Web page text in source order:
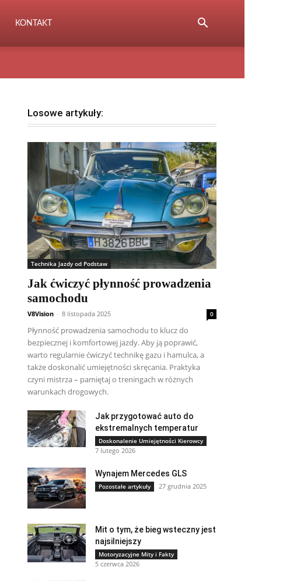
KONTAKT
Losowe artykuły:
Technika Jazdy od Podstaw
Jak ćwiczyć płynność prowadzenia
samochodu
V8Vision - 8 listopada 2025 0
Płynność prowadzenia samochodu to klucz do
bezpiecznej i komfortowej jazdy. Aby ją poprawić,
warto regularnie ćwiczyć technikę gazu i hamulca, a
także doskonalić umiejętności skręcania. Praktyka
czyni mistrza – pamiętaj o treningach w różnych
warunkach drogowych.
Jak przygotować auto do
ekstremalnych temperatur
Doskonalenie Umiejętności Kierowcy
7 lutego 2026
Wynajem Mercedes GLS
Pozostałe artykuły 27 grudnia 2025
Mit o tym, że bieg wsteczny jest
najsilniejszy
Motoryzacyjne Mity i Fakty
5 czerwca 2026